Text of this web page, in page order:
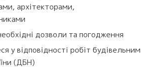
архітекторами,
дозволи та погодження
у відповідності робіт будівельним
(ДБН)